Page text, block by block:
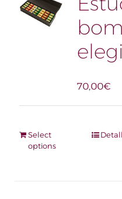
70,00€
Select
options